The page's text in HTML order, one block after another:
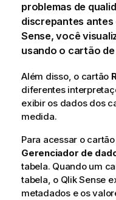
problemas de
discrepantes
Sense, você
usando o cartão
Além disso, o cartão
diferentes
exibir os dados dos
medida.
Para acessar o cartão
Gerenciador de
tabela. Quando um
tabela, o Qlik Sense
metadados e os